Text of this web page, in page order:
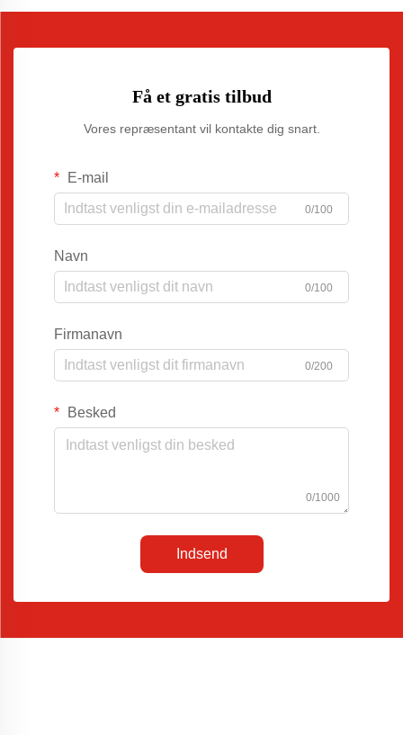
Få et gratis tilbud
Vores repræsentant vil kontakte dig snart.
E-mail
0/100
Navn
0/100
Firmanavn
0/200
Besked
0/1000
Indsend